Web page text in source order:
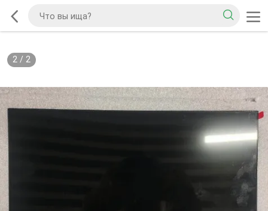
2/ 2